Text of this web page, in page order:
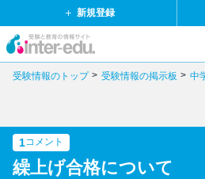
新規登録
受験情報のトップ 受験情報の掲示板 中
1コメント
繰上げ合格について